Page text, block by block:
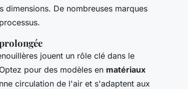
De nombreuses marques
jouent un rôle clé dans le
pour des modèles en matériaux
circulation de l'air et s'adaptent aux